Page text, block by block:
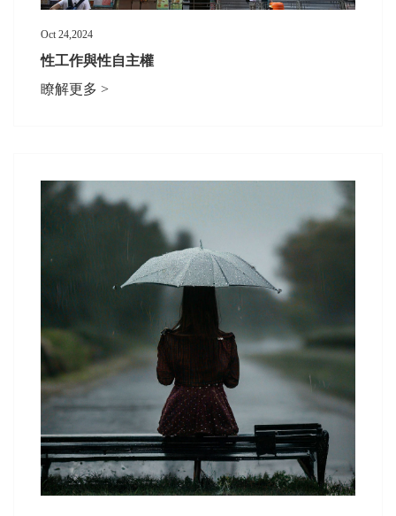
Oct 24,2024
性工作與性自主權
瞭解更多 >